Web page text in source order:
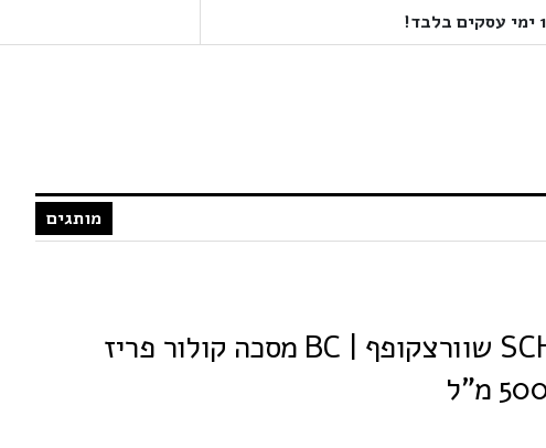
מותגים
SCHWARZKOPF שוורצקופף | BC מסכה קולור פריז